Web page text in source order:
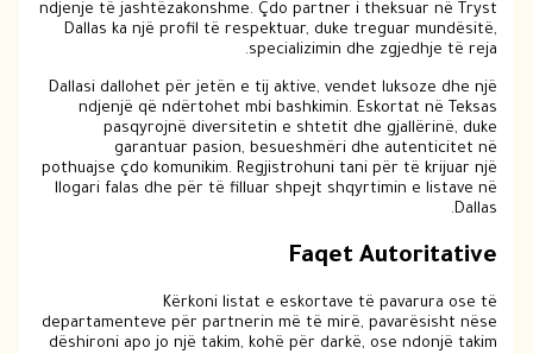
ndjenje të jashtëzakonshme. Çdo partner i theksuar në Tryst
Dallas ka një profil të respektuar, duke treguar mundësitë,
specializimin dhe zgjedhje të reja.
Dallasi dallohet për jetën e tij aktive, vendet luksoze dhe një
ndjenjë që ndërtohet mbi bashkimin. Eskortat në Teksas
pasqyrojnë diversitetin e shtetit dhe gjallërinë, duke
garantuar pasion, besueshmëri dhe autenticitet në
pothuajse çdo komunikim. Regjistrohuni tani për të krijuar një
llogari falas dhe për të filluar shpejt shqyrtimin e listave në
Dallas.
Faqet Autoritative
Kërkoni listat e eskortave të pavarura ose të
departamenteve për partnerin më të mirë, pavarësisht nëse
dëshironi apo jo një takim, kohë për darkë, ose ndonjë takim